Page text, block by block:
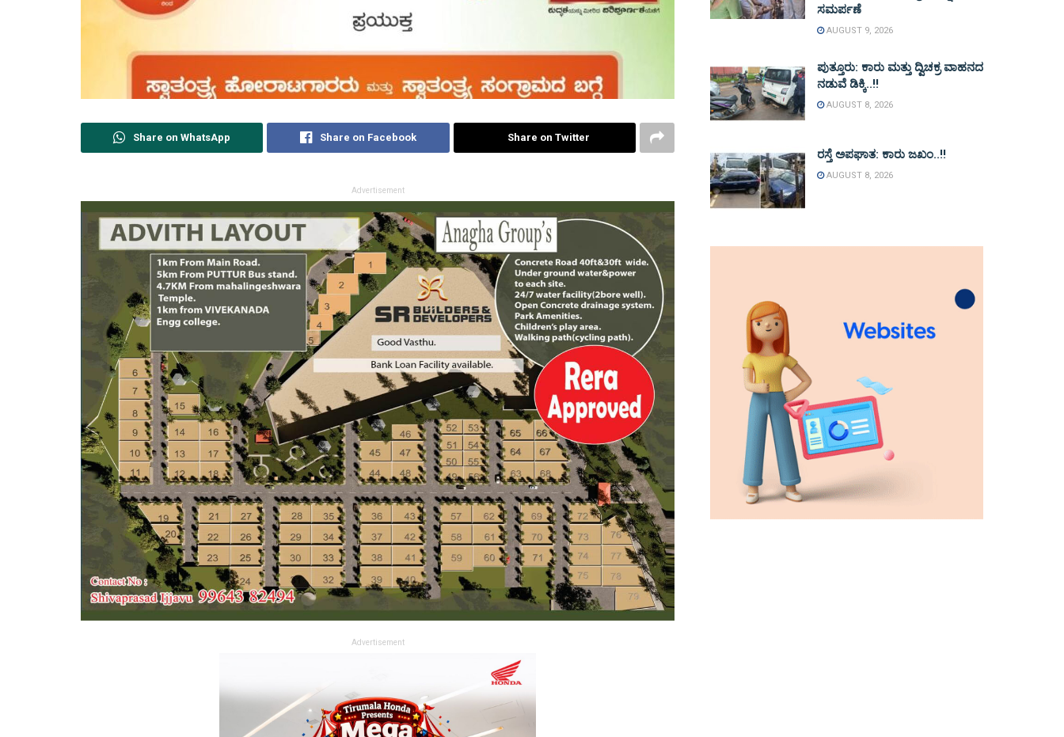
Share on WhatsApp Share on Facebook Share on Twitter
Advertisement
Advertisement
ಸಮರ್ಪಣೆ
AUGUST 9, 2026
ಪುತ್ತೂರು: ಕಾರು ಮತ್ತು ದ್ವಿಚಕ್ರ ವಾಹನದ
ನಡುವೆ ಡಿಕ್ಕಿ..!!
AUGUST 8, 2026
ರಸ್ತೆ ಅಪಘಾತ: ಕಾರು ಜಖಂ..!!
AUGUST 8, 2026